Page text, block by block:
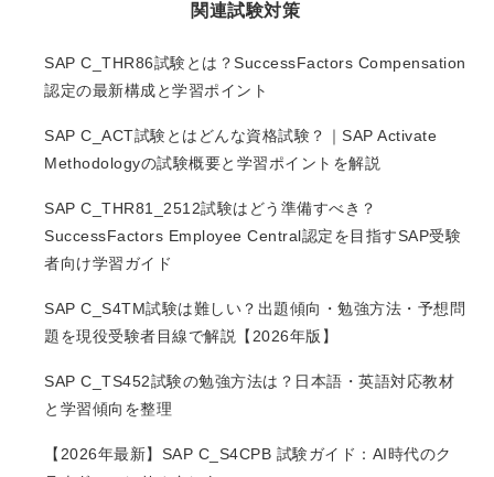
関連試験対策
SAP C_THR86試験とは？SuccessFactors Compensation
認定の最新構成と学習ポイント
SAP C_ACT試験とはどんな資格試験？｜SAP Activate
Methodologyの試験概要と学習ポイントを解説
SAP C_THR81_2512試験はどう準備すべき？
SuccessFactors Employee Central認定を目指すSAP受験
者向け学習ガイド
SAP C_S4TM試験は難しい？出題傾向・勉強方法・予想問
題を現役受験者目線で解説【2026年版】
SAP C_TS452試験の勉強方法は？日本語・英語対応教材
と学習傾向を整理
【2026年最新】SAP C_S4CPB 試験ガイド：AI時代のク